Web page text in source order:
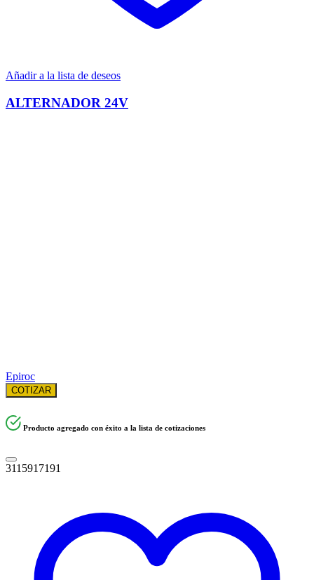
Añadir a la lista de deseos
ALTERNADOR 24V
Epiroc
COTIZAR
Producto agregado con éxito a la lista de cotizaciones
3115917191